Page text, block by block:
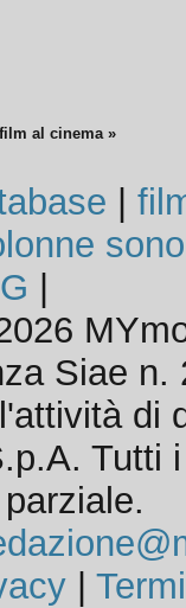
al cinema »
Siae n.
di
Tutti
|